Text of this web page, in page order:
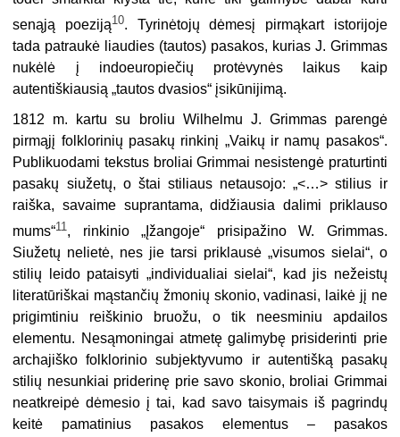
senąją poeziją10. Tyrinėtojų dėmesį pirmąkart istorijoje
tada patraukė liaudies (tautos) pasakos, kurias J. Grimmas
nukėlė į indoeuropiečių protėvynės laikus kaip
autentiškiausią „tautos dvasios“ įsikūnijimą.
1812 m. kartu su broliu Wilhelmu J. Grimmas parengė
pirmąjį folklorinių pasakų rinkinį „Vaikų ir namų pasakos“.
Publikuodami tekstus broliai Grimmai nesistengė praturtinti
pasakų siužetų, o štai stiliaus netausojo: „<…> stilius ir
raiška, savaime suprantama, didžiausia dalimi priklauso
mums“11, rinkinio „Įžangoje“ prisipažino W. Grimmas.
Siužetų nelietė, nes jie tarsi priklausė „visumos sielai“, o
stilių leido pataisyti „individualiai sielai“, kad jis nežeistų
literatūriškai mąstančių žmonių skonio, vadinasi, laikė jį ne
prigimtiniu reiškinio bruožu, o tik neesminiu apdailos
elementu. Nesąmoningai atmetę galimybę prisiderinti prie
archajiško folklorinio subjektyvumo ir autentišką pasakų
stilių nesunkiai priderinę prie savo skonio, broliai Grimmai
neatkreipė dėmesio į tai, kad savo taisymais iš pagrindų
keitė pamatinius pasakos elementus – pasakos